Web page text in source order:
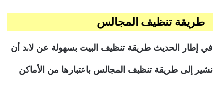
طريقة تنظيف المجالس
في إطار الحديث طريقة تنظيف البيت بسهولة عن لابد أن
نشير إلى طريقة تنظيف المجالس باعتبارها من الأماكن